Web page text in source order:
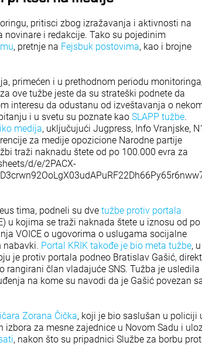
pritisci zbog izražavanja i aktivnosti na
i redakcije. Tako su pojedinim
, pretnje na Fejsbuk postovima, kao i brojne
primećen i u prethodnom periodu
ove tužbe jeste da su strateški podnete da
interesu da odustanu od izveštavanja o
i u svetu su poznate kao SLAPP tužbe.
medija, uključujući Jugpress, Info Vranjske,
za medije opozicione Narodne partije
traži naknadu štete od po 100.000 evra za
d/e/2PACX-
tima, podneli su dve tužbe protiv portala
u kojima se traži naknada štete u iznosu od po
VOICE o ugovorima o uslugama socijalne
nabavki. Portal KRIK takođe je bio meta tužbe, u
je protiv portala podneo Bratislav Gašić,
rangirani član vladajuće SNS. Tužba je usledila
na kome su navodi da je Gašić povezan
Zorana Čička, koji je bio saslušan u policiji
za mesne zajednice u Novom Sadu i
, nakon što su pripadnici Službe za borbu